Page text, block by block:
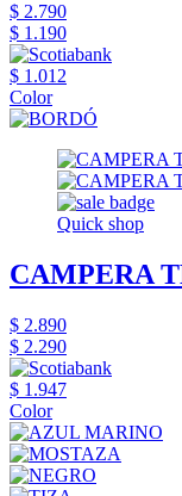
$ 2.790
$ 1.190
$ 1.012
Color
Quick shop
CAMPERA
$ 2.890
$ 2.290
$ 1.947
Color